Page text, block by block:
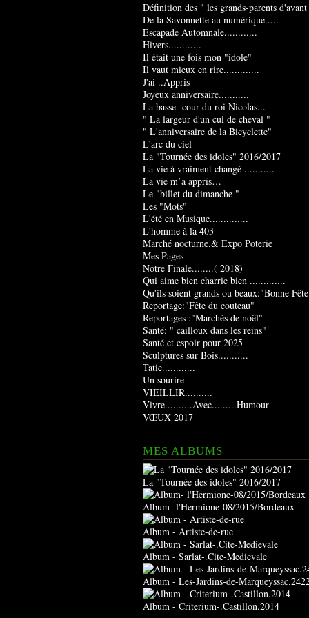
Définition des " les grands-parents
De la Savonnette au numérique.....
Escapade Automnale............
Hivers............
Il était une fois mon "idole"
Il vaut mieux en rire.............
J'ai ..Appris
Joyeux anniversaire...........
La basse -cour du roi Nicolas...
" La largeur d'un cul de cheval "
" L'anniversaire de la Bicyclette"
L'arc du ciel
La "Tournée des idoles" 2016/2017
La vie à vraiment changé ...........
La vie m’a appris…
Le "billet du dimanche "
Les "Mots"
L'été en Musique..............
L'homme à la 403
Marché nocturne.& Expo Poterie
Mes Pages
Notre Finale........( 2018)
Qui aime bien charrie bien .............
Qu'ils soient grands ou beaux:"Bonne
Reportage:"Fête du couteau"
Reportages :"Marchés de noël"
Santé; " cailloux dans les reins"
Santé et espoir pour 2025
Sculptures sur Bois...........
Tatie............
Un sourire
VIEILLIR..........
Vivre..........Avec.........Humour
VŒUX 2017
MES ALBUMS
La "Tournée des idoles" 2016/2017
Album- l'Hermione-08/2015/Bordeaux
Album - Artiste-de-rue
Album - Sarlat-.Cite-Medievale
Album - Les-Jardins-de-
Album - Criterium-.Castillon.2014